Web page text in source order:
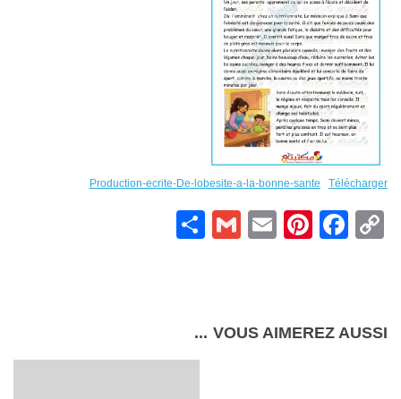
Production-ecrite-De-lobesite-a-la-bonne-sante Télécharger
Copy
Facebook
Pinterest
Email
Gmail
VOUS AIMEREZ AUSSI...